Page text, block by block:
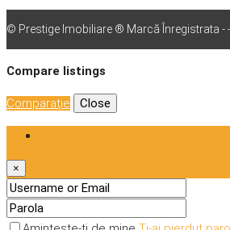
© Prestige Imobiliare ® Marcă Înregistrata -
Compare listings
Comparaţie Close
×